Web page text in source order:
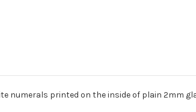
numerals printed on the inside of plain 2mm